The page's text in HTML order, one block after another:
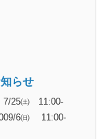
らせ
7/25㈯ 11:00-
6㈰ 11:00-